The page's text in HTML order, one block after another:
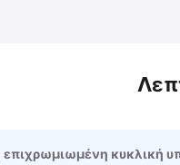
επιχρωμιωμένη κυκλική